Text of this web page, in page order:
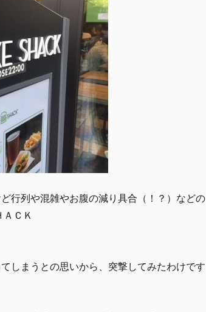
行列や混雑やお腹の減り具合（！？）などの
ＣＫ
しまうとの思いから、突撃してみたわけです